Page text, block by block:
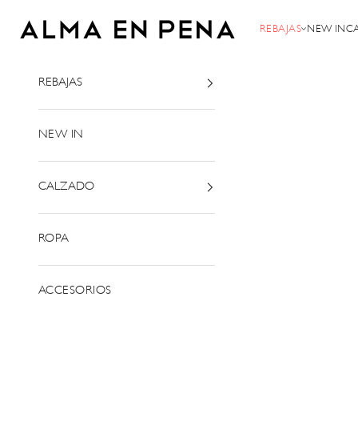
Alma en Pena
REBAJAS NEW IN
REBAJAS
NEW IN
CALZADO
ROPA
ACCESORIOS